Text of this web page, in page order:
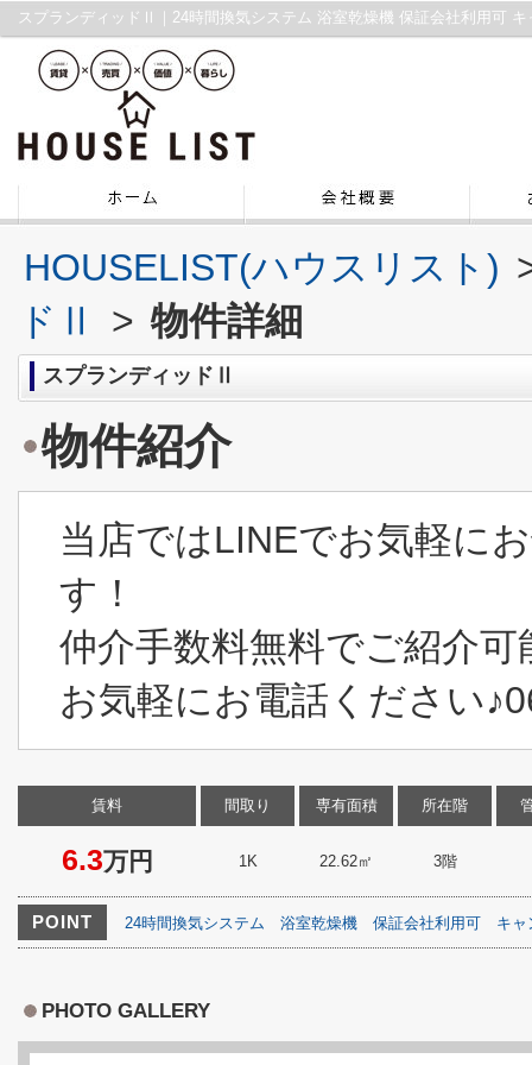
HOUSELIST(ハウスリスト)
ドⅡ
> 物件詳細
スプランディッドⅡ
物件紹介
当店ではLINEでお気軽に
す！
仲介手数料無料でご紹介
お気軽にお電話ください
賃料
6.3万円
間取り
1K
専有面積
22.62㎡
所在階
3階
POINT 24時間換気システム 浴室乾燥機 保証会社利用可 キャ
PHOTO GALLERY